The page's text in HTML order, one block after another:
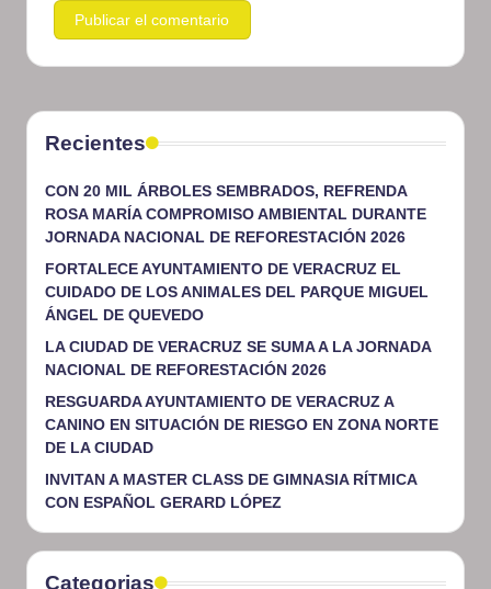
Recientes
CON 20 MIL ÁRBOLES SEMBRADOS, REFRENDA
ROSA MARÍA COMPROMISO AMBIENTAL DURANTE
JORNADA NACIONAL DE REFORESTACIÓN 2026
FORTALECE AYUNTAMIENTO DE VERACRUZ EL
CUIDADO DE LOS ANIMALES DEL PARQUE MIGUEL
ÁNGEL DE QUEVEDO
LA CIUDAD DE VERACRUZ SE SUMA A LA JORNADA
NACIONAL DE REFORESTACIÓN 2026
RESGUARDA AYUNTAMIENTO DE VERACRUZ A
CANINO EN SITUACIÓN DE RIESGO EN ZONA NORTE
DE LA CIUDAD
INVITAN A MASTER CLASS DE GIMNASIA RÍTMICA
CON ESPAÑOL GERARD LÓPEZ
Categorias